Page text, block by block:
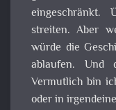
streiten. Aber
würde die
ablaufen.
Vermutlich bin
oder in